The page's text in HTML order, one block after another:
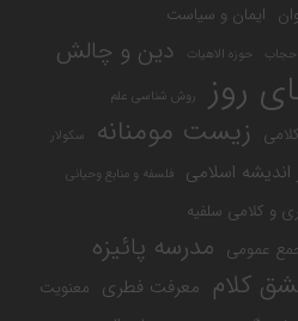
ایمان و سیاست
حجاب حوزه الاهیات دین و چالش
روز روش شناسی علم
زیست مومنانه سکولار
اسلامی فلسفه و منابع وحیانی
و کلامی سلفیه
عمومی مدرسه پائیزه
کلام معرفت فطری معنویت